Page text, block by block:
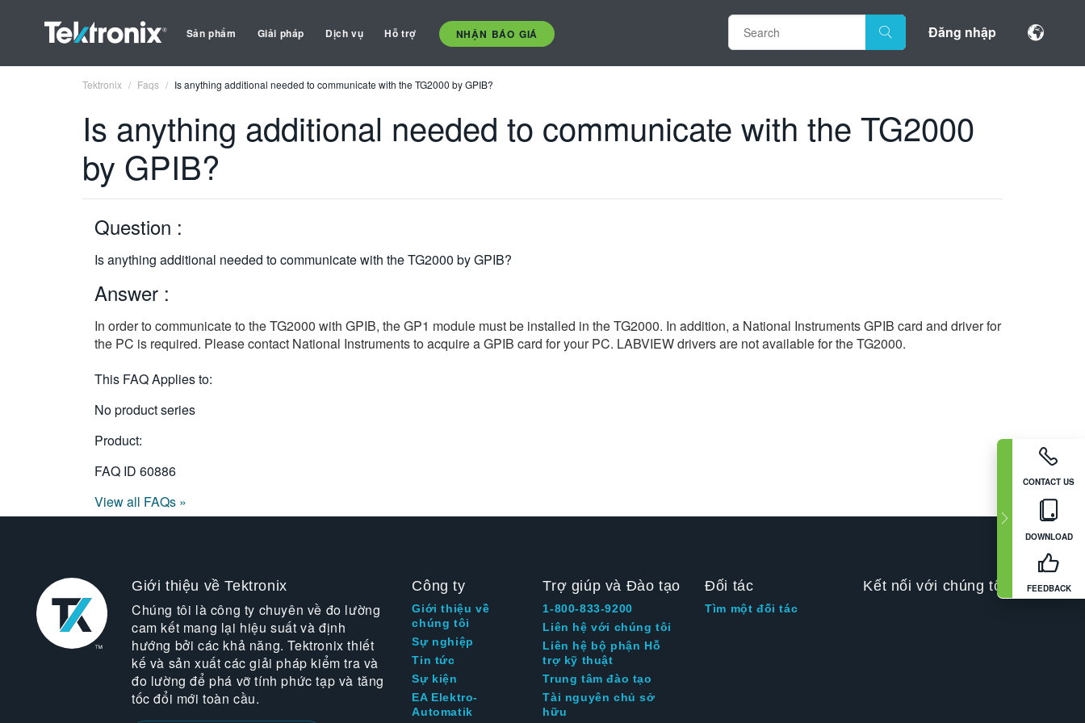
Sản phẩm Giải pháp Dịch vụ Hỗ trợ NHẬN BÁO GIÁ Đăng nhập
CONTACT US
DOWNLOAD
FEEDBACK
Tektronix Faqs Is anything additional needed to communicate with the TG2000 by GPIB?
Is anything additional needed to communicate with the TG2000
by GPIB?
Question :
Is anything additional needed to communicate with the TG2000 by GPIB?
Answer :
In order to communicate to the TG2000 with GPIB, the GP1 module must be installed in the TG2000. In addition, a National Instruments GPIB card and driver for
the PC is required. Please contact National Instruments to acquire a GPIB card for your PC. LABVIEW drivers are not available for the TG2000.
This FAQ Applies to:
No product series
Product:
FAQ ID 60886
View all FAQs »
Giới thiệu về Tektronix
Chúng tôi là công ty chuyên về đo lường
cam kết mang lại hiệu suất và định
hướng bởi các khả năng. Tektronix thiết
kế và sản xuất các giải pháp kiểm tra và
đo lường để phá vỡ tính phức tạp và tăng
tốc đổi mới toàn cầu.
Công ty
Giới thiệu về
chúng tôi
Sự nghiệp
Tin tức
Sự kiện
EA Elektro-
Automatik
Trợ giúp và Đào tạo
1-800-833-9200
Liên hệ với chúng tôi
Liên hệ bộ phận Hỗ
trợ kỹ thuật
Trung tâm đào tạo
Tài nguyên chủ sở
hữu
Đối tác
Tìm một đối tác
Kết nối với chúng tôi